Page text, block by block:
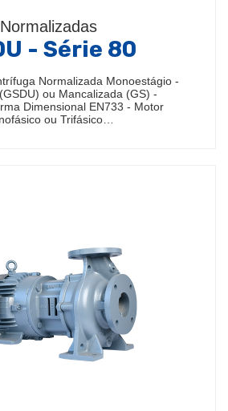
Normalizadas
- Série 80
Normalizada Monoestágio -
ou Mancalizada (GS) -
Dimensional EN733 - Motor
ou Trifásico…